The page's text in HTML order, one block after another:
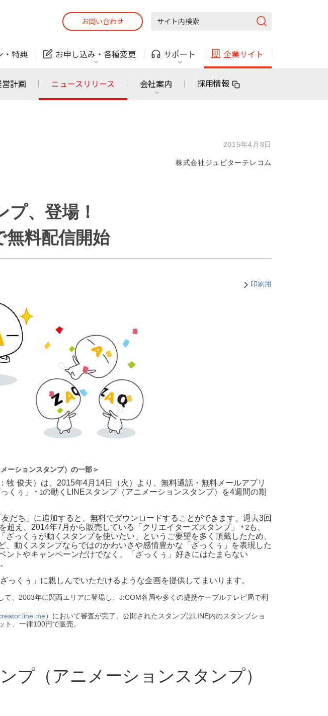
お問い合わせ
特典 お申し込み・ 各種変更 サポート 企業サイト
ガス
利用できる物件も！
ガス
各種お手続き
パーソナルID 料金・支払い
訪問・窓口
契約関連
休止・解約
でんき 固定電話
法人・自治体向けサービス
計画 ニュースリリース 会社案内 採用情報
2015年4月8日
株式会社ジュピターテレコム
、登場！
無料配信開始
印刷用
ーションスタンプ）の一部＞
俊夫）は、2015年4月14日（火）より、無料通話・無料メールアプリ
くぅ」
＊1の動くLINEスタンプ（アニメーションスタンプ）を4週間の期
だち」に追加すると、無料でダウンロードすることができます。過去3回
え、2014年7月から販売している「クリエイターズスタンプ」
＊2 も、
っくぅが動くスタンプを使いたい」というご要望を多く頂戴したため、
動くスタンプならではのかわいさや感情豊かな「ざっくぅ」を表現した
トやキャンペーンだけでなく、「ざっくぅ」好きにはたまらない
くぅ」に親しんでいただけるような企画を提供してまいります。
、2003年に関西エリアに登場し、J:COM各局や多くの提携ケーブルテレビ局で利
）において審査が完了、公開されたスタンプはLINE内のスタンプショ
ト、一律100円で販売。
プ（アニメーションスタンプ）